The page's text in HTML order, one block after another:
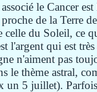
le Cancer
de la Terre
celle du Soleil, ce
l'argent qui est
n'aiment pas
le thème astral,
un 5 juillet).